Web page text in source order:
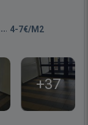
4-7€/M2
+37